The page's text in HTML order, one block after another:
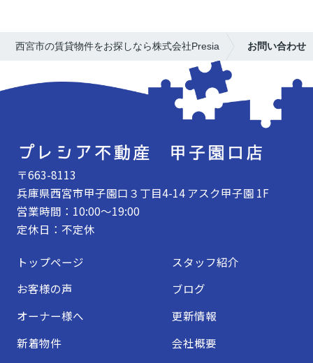
西宮市の賃貸物件をお探しなら株式会社Presia お問い合わせ
〒663-8113
兵庫県西宮市甲子園口３丁目4-14 アスク甲子園 1F
営業時間：10:00～19:00
定休日：不定休
トップページ
スタッフ紹介
お客様の声
ブログ
オーナー様へ
更新情報
新着物件
会社概要